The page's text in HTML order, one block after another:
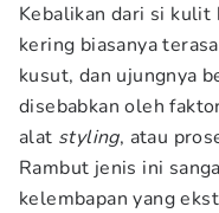
Kebalikan dari si kulit
kering biasanya
kusut, dan ujungnya
disebabkan oleh
alat styling, atau
Rambut jenis ini
kelembapan yang